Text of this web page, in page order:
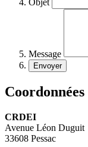
Objet
Message
Coordonnées
CRDEI
Avenue Léon Duguit
33608 Pessac